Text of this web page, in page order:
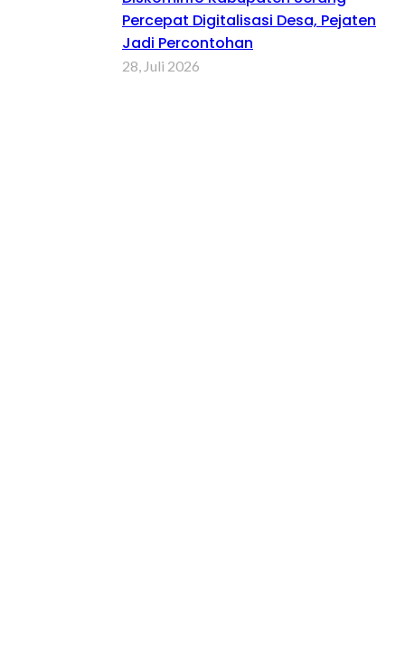
Percepat Digitalisasi Desa, Pejaten
Jadi Percontohan
28, Juli 2026